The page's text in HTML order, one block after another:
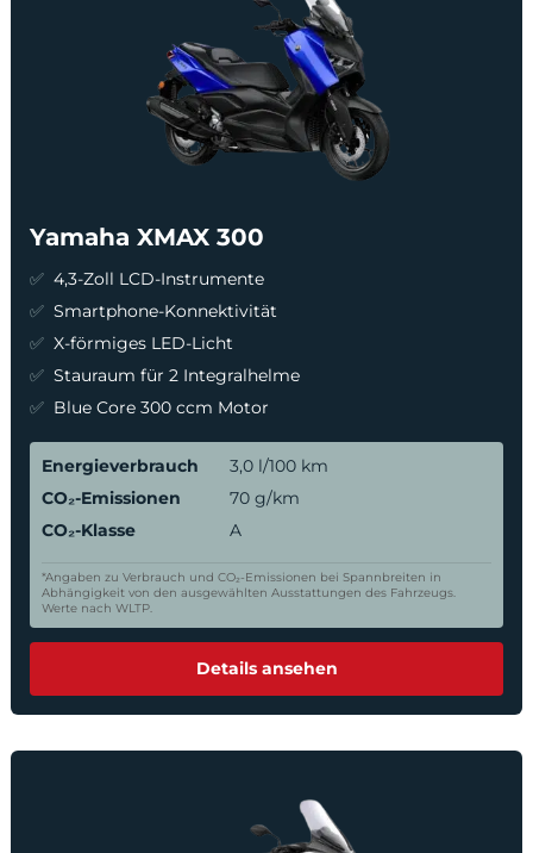
Yamaha XMAX 300
4,3-Zoll LCD-Instrumente
Smartphone-Konnektivität
X-förmiges LED-Licht
Stauraum für 2 Integralhelme
Blue Core 300 ccm Motor
Energieverbrauch
3,0 l/100 km
CO₂-Emissionen
70 g/km
CO₂-Klasse
A
*Angaben zu Verbrauch und CO₂-Emissionen bei Spannbreiten in
Abhängigkeit von den ausgewählten Ausstattungen des Fahrzeugs.
Werte nach WLTP.
Details ansehen